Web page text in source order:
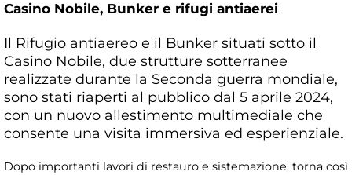
Casino Nobile, Bunker e rifugi antiaerei
Il Rifugio antiaereo e il Bunker situati sotto il
Casino Nobile, due strutture sotterranee
realizzate durante la Seconda guerra mondiale,
sono stati riaperti al pubblico dal 5 aprile 2024,
con un nuovo allestimento multimediale che
consente una visita immersiva ed esperienziale.
Dopo importanti lavori di restauro e sistemazione, torna così